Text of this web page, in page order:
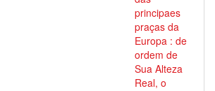
principaes
praças da
Europa : de
ordem de
Sua Alteza
Real, o